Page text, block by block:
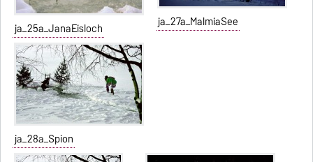
ja_25a_JanaEisloch ja_27a_MalmiaSee
ja_28a_Spion